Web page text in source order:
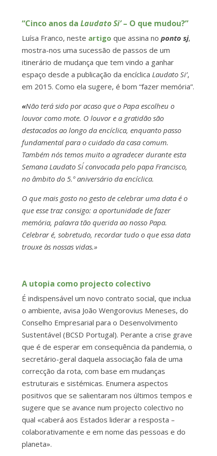
“Cinco anos da Laudato Si’– O que mudou?”
Luísa Franco, neste artigo que assina no ponto sj,
mostra-nos uma sucessão de passos de um
itinerário de mudança que tem vindo a ganhar
espaço desde a publicação da encíclica Laudato Si’,
em 2015. Como ela sugere, é bom “fazer memória”.
«Não terá sido por acaso que o Papa escolheu o
louvor como mote. O louvor e a gratidão são
destacados ao longo da encíclica, enquanto passo
fundamental para o cuidado da casa comum.
Também nós temos muito a agradecer durante esta
Semana Laudato Si´ convocada pelo papa Francisco,
no âmbito do 5.º aniversário da encíclica.
O que mais gosto no gesto de celebrar uma data é o
que esse traz consigo: a oportunidade de fazer
memória, palavra tão querida ao nosso Papa.
Celebrar é, sobretudo, recordar tudo o que essa data
trouxe às nossas vidas.»
A utopia como projecto colectivo
É indispensável um novo contrato social, que inclua
o ambiente, avisa João Wengorovius Meneses, do
Conselho Empresarial para o Desenvolvimento
Sustentável (BCSD Portugal). Perante a crise grave
que é de esperar em consequência da pandemia, o
secretário-geral daquela associação fala de uma
correcção da rota, com base em mudanças
estruturais e sistémicas. Enumera aspectos
positivos que se salientaram nos últimos tempos e
sugere que se avance num projecto colectivo no
qual «caberá aos Estados liderar a resposta –
colaborativamente e em nome das pessoas e do
planeta».